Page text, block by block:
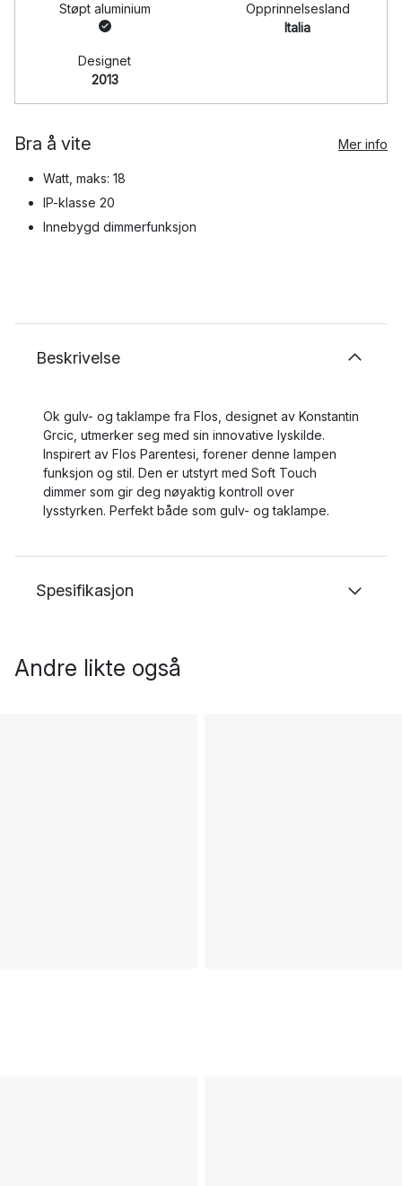
Støpt aluminium
Opprinnelsesland
Italia
Designet
2013
Bra å vite Mer info
Watt, maks: 18
IP-klasse 20
Innebygd dimmerfunksjon
Beskrivelse
Ok gulv- og taklampe fra Flos, designet av Konstantin
Grcic, utmerker seg med sin innovative lyskilde.
Inspirert av Flos Parentesi, forener denne lampen
funksjon og stil. Den er utstyrt med Soft Touch
dimmer som gir deg nøyaktig kontroll over
lysstyrken. Perfekt både som gulv- og taklampe.
Spesifikasjon
Andre likte også